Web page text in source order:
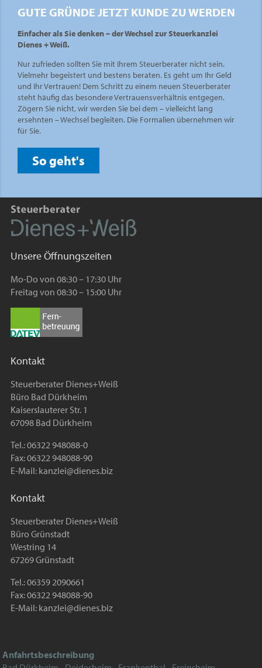
GUTE GRÜNDE JETZT KUNDE ZU WERDEN
Einfacher als Sie denken – der Wechsel zur Steuerkanzlei
Dienes + Weiß.
Nur zufrieden sollten Sie mit Ihrem Steuerberater nicht sein.
Vielmehr begeistert und bestens beraten. Es geht um Ihr Geld
und Ihr Vertrauen! Dem Schritt zu einem neuen Steuerberater
steht häufig das besondere Vertrauensverhältnis entgegen.
Zögern Sie nicht, wir werden Sie bei dem – vielleicht lang
ersehnten – Wechsel begleiten. Die Formalien übernehmen wir
für Sie.
So geht's
Unsere Öffnungszeiten
Mo-Do von 08:30 – 17:30 Uhr
Freitag von 08:30 – 15:00 Uhr
Kontakt
Steuerberater Dienes+Weiß
Büro Bad Dürkheim
Kaiserslauterer Str. 1
67098 Bad Dürkheim
Tel.: 06322 948088-0
Fax: 06322 948088-90
E-Mail: kanzlei@dienes.biz
Kontakt
Steuerberater Dienes+Weiß
Büro Grünstadt
Westring 14
67269 Grünstadt
Tel.: 06359 2090661
Fax: 06322 948088-90
E-Mail: kanzlei@dienes.biz
Anfahrtsbeschreibung